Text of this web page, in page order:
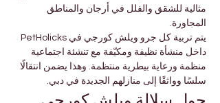
مثالية للشقق والفلل في أرجان والمناطق
المجاورة.
داخل منشأة نظيفة ومكيّفة مع تنشئة اجتماعية
منظمة ورعاية بيطرية منتظمة. وهذا يضمن انتقالًا
سلسًا وواثقًا إلى منازلهم الجديدة في دبي.